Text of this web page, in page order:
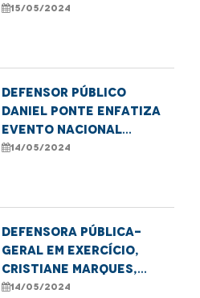
formação de
15/05/2024
Defensor público
Daniel Ponte enfatiza
evento nacional
"Direito de Existir" em
14/05/2024
Defensora Pública-
Geral em exercício,
Cristiane Marques,
destaca lei que exige a
14/05/2024